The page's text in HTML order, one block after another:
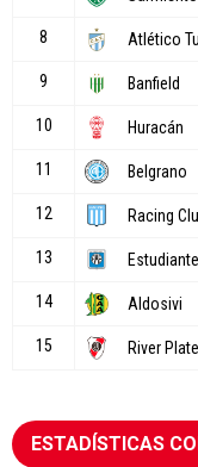
ESTADÍSTICAS